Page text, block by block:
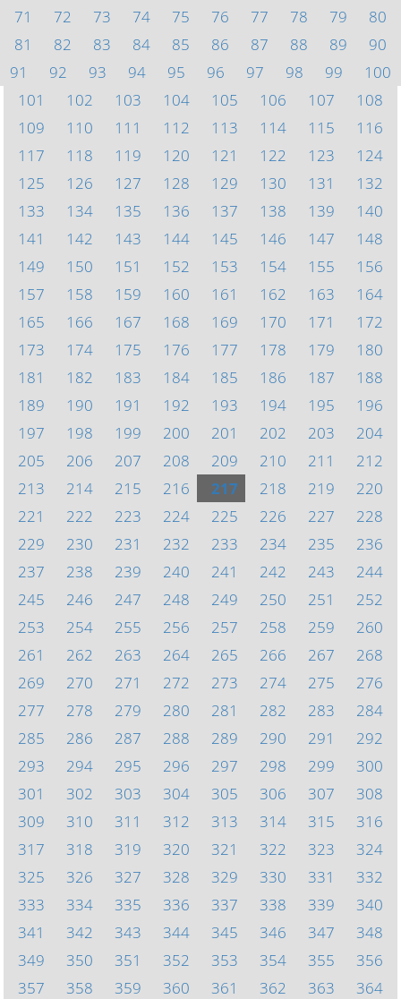
71
72 73 74 75 76 77 78 79
80
81
82 83 84 85 86 87 88 89
90
91
92 93 94 95 96 97 98 99
100
101
102 103 104 105 106 107
108
109
110 111 112 113 114 115
116
117
118 119 120 121 122 123
124
125
126 127 128 129 130 131
132
133
134 135 136 137 138 139
140
141
142 143 144 145 146 147
148
149
150 151 152 153 154 155
156
157
158 159 160 161 162 163
164
165
166 167 168 169 170 171
172
173
174 175 176 177 178 179
180
181
182 183 184 185 186 187
188
189
190 191 192 193 194 195
196
197
198 199 200 201 202 203
204
205
206 207 208 209 210 211
212
213
214 215 216 217 218 219
220
221
222 223 224 225 226 227
228
229
230 231 232 233 234 235
236
237
238 239 240 241 242 243
244
245
246 247 248 249 250 251
252
253
254 255 256 257 258 259
260
261
262 263 264 265 266 267
268
269
270 271 272 273 274 275
276
277
278 279 280 281 282 283
284
285
286 287 288 289 290 291
292
293
294 295 296 297 298 299
300
301
302 303 304 305 306 307
308
309
310 311 312 313 314 315
316
317
318 319 320 321 322 323
324
325
326 327 328 329 330 331
332
333
334 335 336 337 338 339
340
341
342 343 344 345 346 347
348
349
350 351 352 353 354 355
356
357
358 359 360 361 362 363 364